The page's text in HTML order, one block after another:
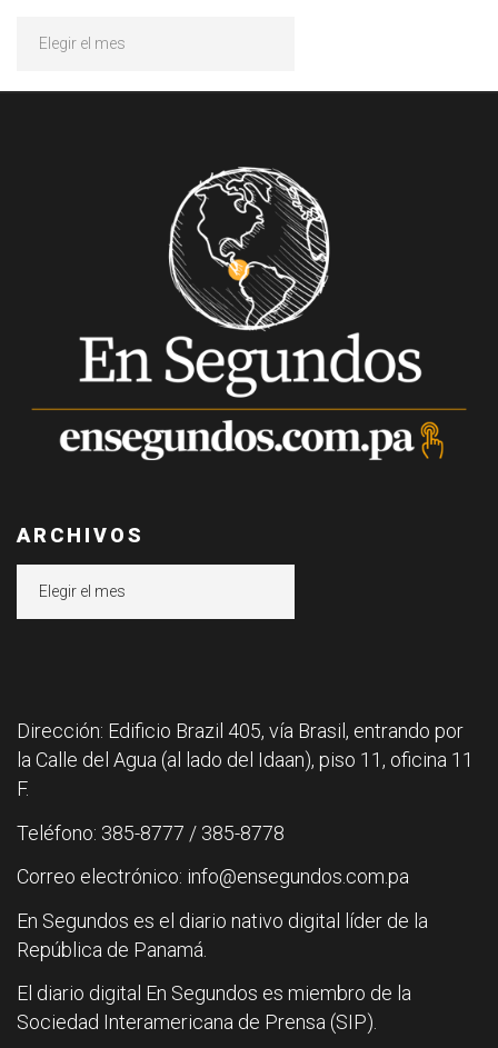
ARCHIVOS
Dirección: Edificio Brazil 405, vía Brasil, entrando por
la Calle del Agua (al lado del Idaan), piso 11, oficina 11
F.
Teléfono: 385-8777 / 385-8778
Correo electrónico: info@ensegundos.com.pa
En Segundos es el diario nativo digital líder de la
República de Panamá.
El diario digital En Segundos es miembro de la
Sociedad Interamericana de Prensa (SIP).